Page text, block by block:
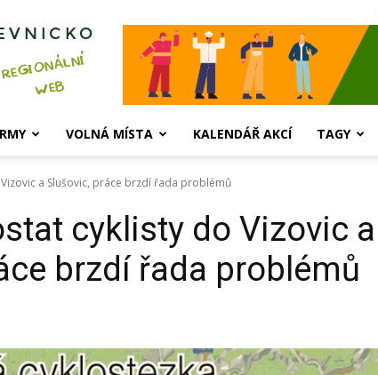
VOLNÁ MÍSTA KALENDÁŘ AKCÍ TAGY
a Slušovic, práce brzdí řada problémů
cyklisty do Vizovic a
brzdí řada problémů